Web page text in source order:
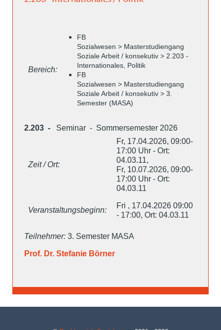
Bereich:
FB
Sozialwesen > Masterstudiengang
Soziale Arbeit / konsekutiv > 2.203 -
Internationales, Politik
FB
Sozialwesen > Masterstudiengang
Soziale Arbeit / konsekutiv > 3.
Semester (MASA)
2.203 - Seminar - Sommersemester 2026
Zeit / Ort:
Fr, 17.04.2026, 09:00-
17:00 Uhr - Ort:
04.03.11,
Fr, 10.07.2026, 09:00-
17:00 Uhr - Ort:
04.03.11
Veranstaltungsbeginn:
Fri , 17.04.2026 09:00
- 17:00, Ort: 04.03.11
Teilnehmer: 3. Semester MASA
Prof. Dr. Stefanie Börner